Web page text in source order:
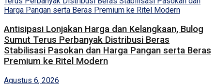
Antisipasi Lonjakan Harga dan Kelangkaan, Bulog
Sumut Terus Perbanyak Distribusi Beras
Stabilisasi Pasokan dan Harga Pangan serta Beras
Premium ke Ritel Modern
Agustus 6, 2026